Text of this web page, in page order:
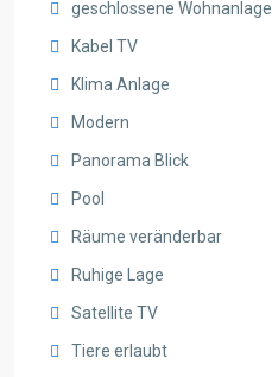
geschlossene Wohnanlage
Kabel TV
Klima Anlage
Modern
Panorama Blick
Pool
Räume veränderbar
Ruhige Lage
Satellite TV
Tiere erlaubt